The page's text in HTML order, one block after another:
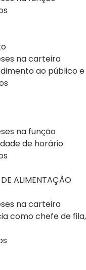
na carteira
ao público
na função
de horário
ALIMENTAÇÃO
na carteira
como chefe de